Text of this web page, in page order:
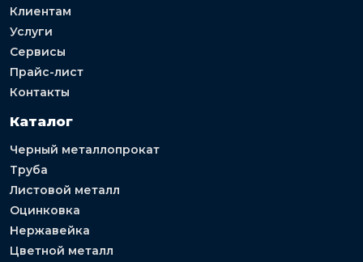
Клиентам
Услуги
Сервисы
Прайс-лист
Контакты
Каталог
Черный металлопрокат
Труба
Листовой металл
Оцинковка
Нержавейка
Цветной металл